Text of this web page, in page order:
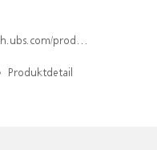
index/isin/CH1577993632
Produktdetail